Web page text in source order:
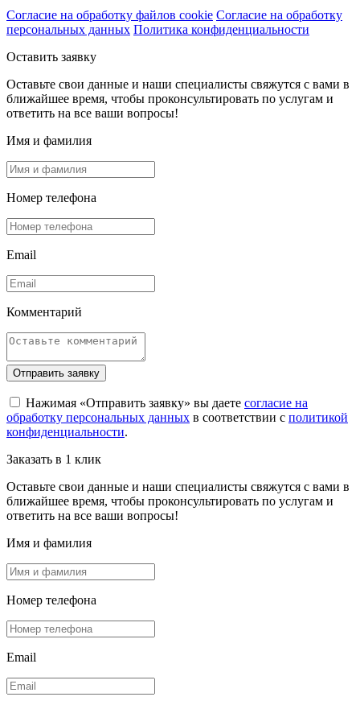
Согласие на обработку файлов cookie Согласие на обработку
персональных данных Политика конфиденциальности
Оставить заявку
Оставьте свои данные и наши специалисты свяжутся с вами в
ближайшее время, чтобы проконсультировать по услугам и
ответить на все ваши вопросы!
Имя и фамилия
Номер телефона
Email
Комментарий
Отправить заявку
Нажимая «Отправить заявку» вы даете согласие на
обработку персональных данных в соответствии с политикой
конфиденциальности.
Заказать в 1 клик
Оставьте свои данные и наши специалисты свяжутся с вами в
ближайшее время, чтобы проконсультировать по услугам и
ответить на все ваши вопросы!
Имя и фамилия
Номер телефона
Email